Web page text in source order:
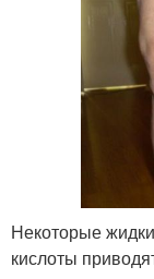
Некоторые
кислоты